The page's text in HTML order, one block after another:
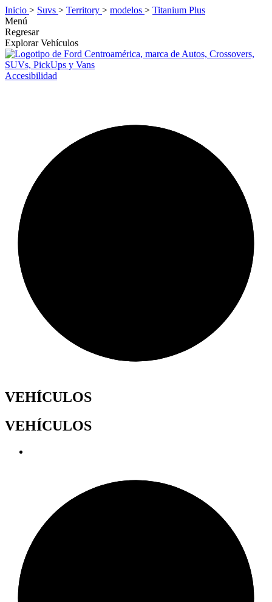
Inicio > Suvs > Territory > modelos > Titanium Plus
Menú
Regresar
Explorar Vehículos
Accesibilidad
VEHÍCULOS
VEHÍCULOS